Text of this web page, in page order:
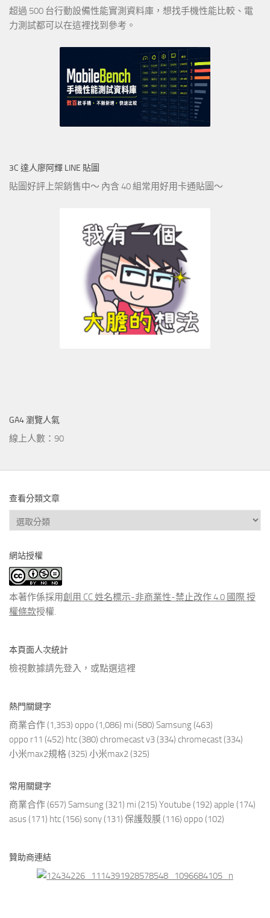
超過 500 台行動設備性能實測資料庫，想找手機性能比較、電
力測試都可以在這裡找到參考。
3C 達人廖阿輝 LINE 貼圖
貼圖好評上架銷售中～ 內含 40 組常用好用卡通貼圖～
GA4 瀏覽人氣
線上人數：90
查看分類文章
查
看
類
文
章
網站授權
本著作係採用創用 CC 姓名標示-非商業性-禁止改作 4.0 國際 授
權條款授權.
本頁面人次統計
檢視數據請先登入，或點選這裡
熱門關鍵字
商業合作 (1,353) oppo (1,086) mi (580) Samsung (463)
oppo r11 (452) htc (380) chromecast v3 (334) chromecast (334)
小米max2規格 (325) 小米max2 (325)
常用關鍵字
商業合作 (657) Samsung (321) mi (215) Youtube (192) apple (174)
asus (171) htc (156) sony (131) 保護殼膜 (116) oppo (102)
贊助商連結